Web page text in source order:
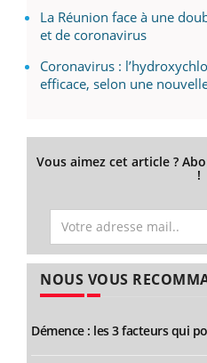
La Réunion face à une
et de coronavirus
Coronavirus :
efficace, selon une
Vous aimez cet article ?
!
NOUS VOUS
Démence : les 3 facteurs qui